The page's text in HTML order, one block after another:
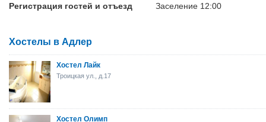
Регистрация гостей и отъезд Заселение 12:00
Хостелы в Адлер
Хостел Лайк
Троицкая ул., д.17
Хостел Олимп